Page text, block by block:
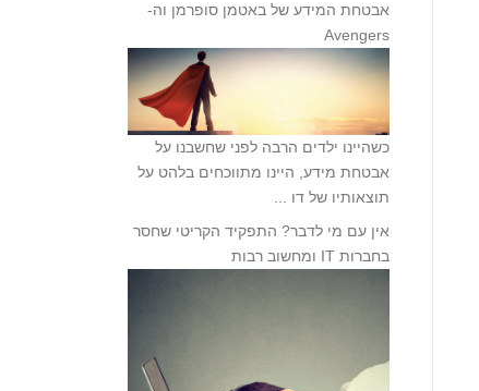
אבטחת המידע של באטמן סופרמן וה-
Avengers
כשהיינו ילדים הרבה לפני שחשבנו על
אבטחת מידע, היינו מתווכחים בלהט על
תוצאותיו של דו ...
אין עם מי לדבר? התפקיד הקריטי שחסר
בחברות IT ומחשוב רבות